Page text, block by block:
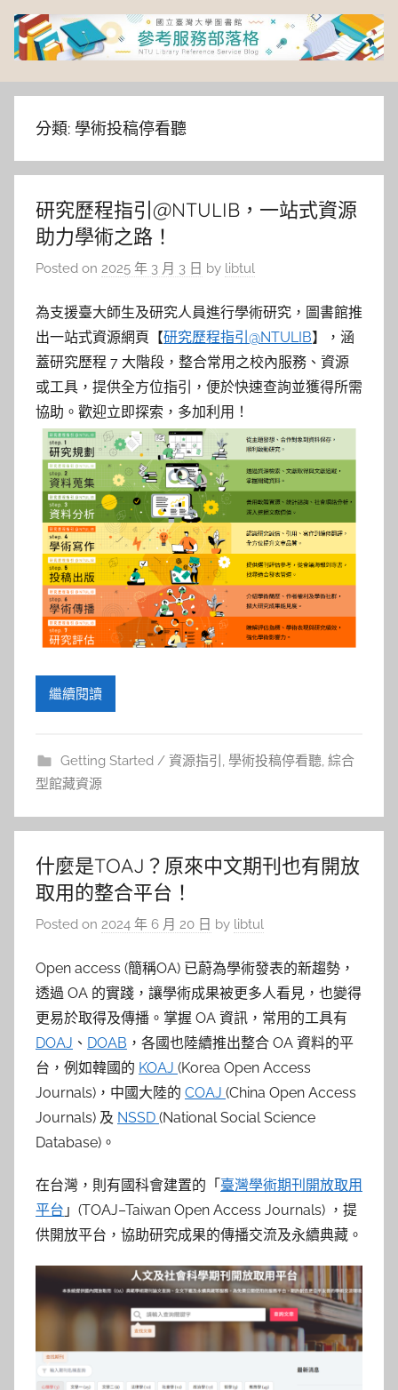
Skip
content
臺
灣
大
學
圖
書
館
參
服
務
部
落
格
分類: 學術投稿停看聽
研究歷程指引@NTULIB，一站式資源
助力學術之路！
Posted on 2025 年 3 月 3 日 by libtul
為支援臺大師生及研究人員進行學術研究，圖書館推
出一站式資源網頁【研究歷程指引@NTULIB】，涵
蓋研究歷程 7 大階段，整合常用之校內服務、資源
或工具，提供全方位指引，便於快速查詢並獲得所需
協助。歡迎立即探索，多加利用！
繼續閱讀
Getting Started / 資源指引 , 學術投稿停看聽, 綜合
型館藏資源
什麼是TOAJ？原來中文期刊也有開放
取用的整合平台！
Posted on 2024 年 6 月 20 日 by libtul
Open access (簡稱OA) 已蔚為學術發表的新趨勢，
透過 OA 的實踐，讓學術成果被更多人看見，也變得
更易於取得及傳播。掌握 OA 資訊，常用的工具有
DOAJ 、 DOAB ，各國也陸續推出整合 OA 資料的平
台，例如韓國的 KOAJ (Korea Open Access
Journals)，中國大陸的 COAJ (China Open Access
Journals) 及 NSSD (National Social Science
Database)。
在台灣，則有國科會建置的「 臺灣學術期刊開放取用
平台 」(TOAJ–Taiwan Open Access Journals) ，提
供開放平台，協助研究成果的傳播交流及永續典藏。